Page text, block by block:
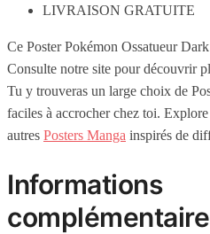
LIVRAISON GRATUITE
Ce Poster Pokémon Ossatueur
Consulte notre site pour découvrir
Tu y trouveras un large choix de
faciles à accrocher chez toi. Explore
autres Posters Manga inspirés de
Informations